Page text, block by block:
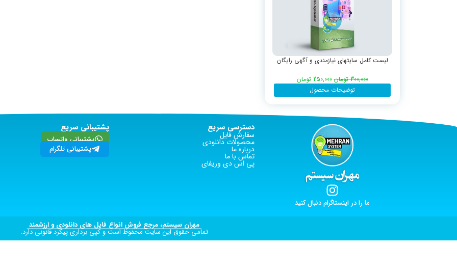
لیست کامل سایتهای نیازمندی و آگهی رایگان
300,000 تومان 250,000 تومان
توضیحات محصول
ما را در اینستاگرام دنبال کنید
دسترسی سریع
سفارش فایل
محصولات دانلودی
درباره ما
تماس با ما
پی اس دی وریفای
پشتیبانی سریع
پشتیبانی واتساپ
پشتیبانی تلگرام
مهران سیستم، مرجع فروش انواع فایل های دانلودی و ارزشمند
تمامی حقوق این سایت محفوظ است و کپی برداری پیگرد قانونی دارد.